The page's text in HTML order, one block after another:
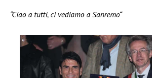
“Ciao a tutti, ci vediamo a Sanremo“